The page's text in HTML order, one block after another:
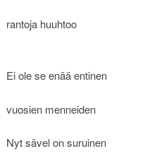
rantoja huuhtoo
Ei ole se enää entinen
vuosien menneiden
Nyt sävel on suruinen